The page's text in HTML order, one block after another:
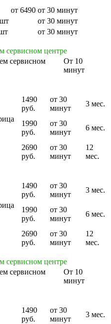
от 6490 от 30 минут
от 30 минут
от 30 минут
сервисном центре
сервисном
От 10
минут
1490
руб.
от 30
минут
3 мес.
1990
руб.
от 30
минут
6 мес.
2690
руб.
от 30
минут
12
мес.
1490
руб.
от 30
минут
3 мес.
1990
руб.
от 30
минут
6 мес.
2690
руб.
от 30
минут
12
мес.
сервисном центре
сервисном
От 10
минут
1490
руб.
от 30
минут
3 мес.